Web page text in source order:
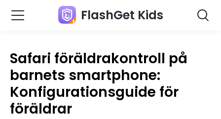
FlashGet Kids
Safari föräldrakontroll på
barnets smartphone:
Konfigurationsguide för
föräldrar